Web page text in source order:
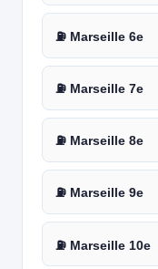
⛽ Marseille 6e
⛽ Marseille 7e
⛽ Marseille 8e
⛽ Marseille 9e
⛽ Marseille 10e